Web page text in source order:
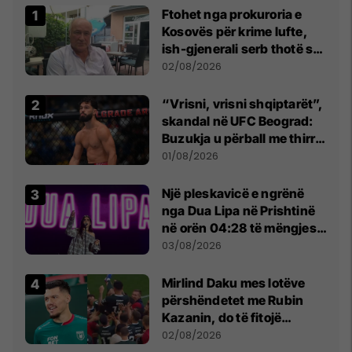
Ftohet nga prokuroria e
Kosovës për krime lufte,
ish-gjenerali serb thotë se
dikush e tradhtoi në
02/08/2026
“Vrisni, vrisni shqiptarët”,
skandal në UFC Beograd:
Buzukja u përball me thirrje
anti-shqiptare nga
01/08/2026
Një pleskavicë e ngrënë
nga Dua Lipa në Prishtinë
në orën 04:28 të mëngjesit
- dhe bota digjitale serbe
03/08/2026
Mirlind Daku mes lotëve
përshëndetet me Rubin
Kazanin, do të fitojë
miliona te Spartak Moska
02/08/2026